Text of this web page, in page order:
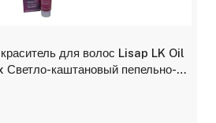
для волос Lisap LK Oil
каштановый пепельно-